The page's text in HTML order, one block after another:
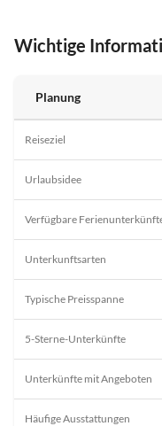
Wichtige
Planung
Reiseziel
Urlaubsidee
Verfügbare
Unterkunftsarten
Typische Preisspanne
5-Sterne-Unterkünfte
Unterkünfte mit Angeboten
Häufige Ausstattungen